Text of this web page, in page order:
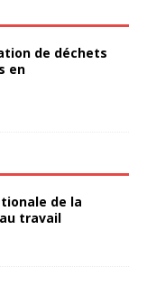
de déchets
en
de la
travail